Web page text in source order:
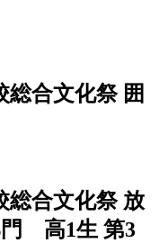
総合文化祭 囲
総合文化祭 放
高1生 第3